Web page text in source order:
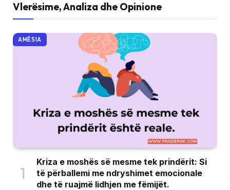
Vlerësime, Analiza dhe Opinione
AMËSIA
Kriza e moshës së mesme tek prindërit: Si
të përballemi me ndryshimet emocionale
dhe të ruajmë lidhjen me fëmijët.